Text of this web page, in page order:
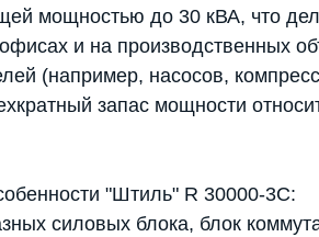
мощностью до 30 кВА, что
и на производственных
(например, насосов,
запас мощности
"Штиль" R 30000-3C:
силовых блока, блок